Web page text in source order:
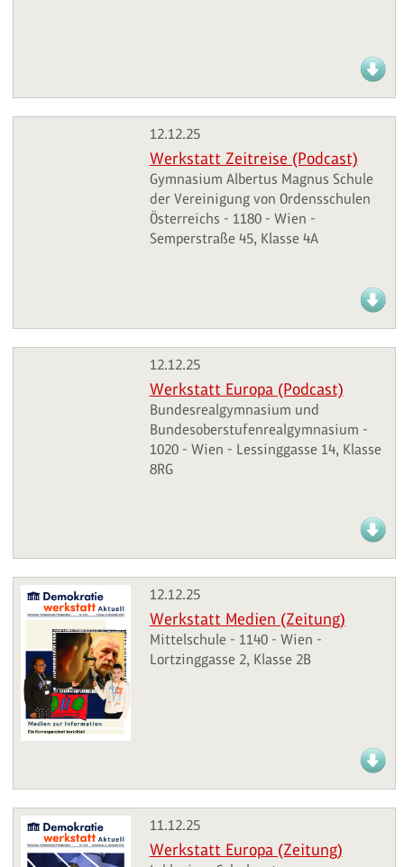
12.12.25
Werkstatt Zeitreise (Podcast)
Gymnasium Albertus Magnus Schule
der Vereinigung von Ordensschulen
Österreichs - 1180 - Wien -
Semperstraße 45, Klasse 4A
12.12.25
Werkstatt Europa (Podcast)
Bundesrealgymnasium und
Bundesoberstufenrealgymnasium -
1020 - Wien - Lessinggasse 14, Klasse
8RG
12.12.25
Werkstatt Medien (Zeitung)
Mittelschule - 1140 - Wien -
Lortzinggasse 2, Klasse 2B
11.12.25
Werkstatt Europa (Zeitung)